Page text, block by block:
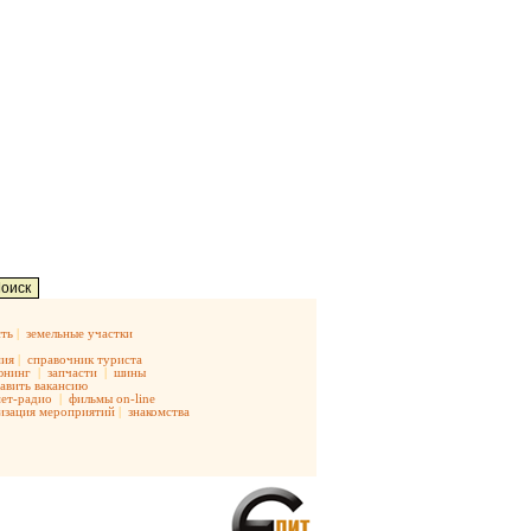
| земельные участки
| справочник туриста
| запчасти | шины
вакансию
радио | фильмы on-line
мероприятий | знакомства